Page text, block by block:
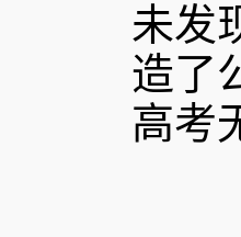
未发
造了
高考